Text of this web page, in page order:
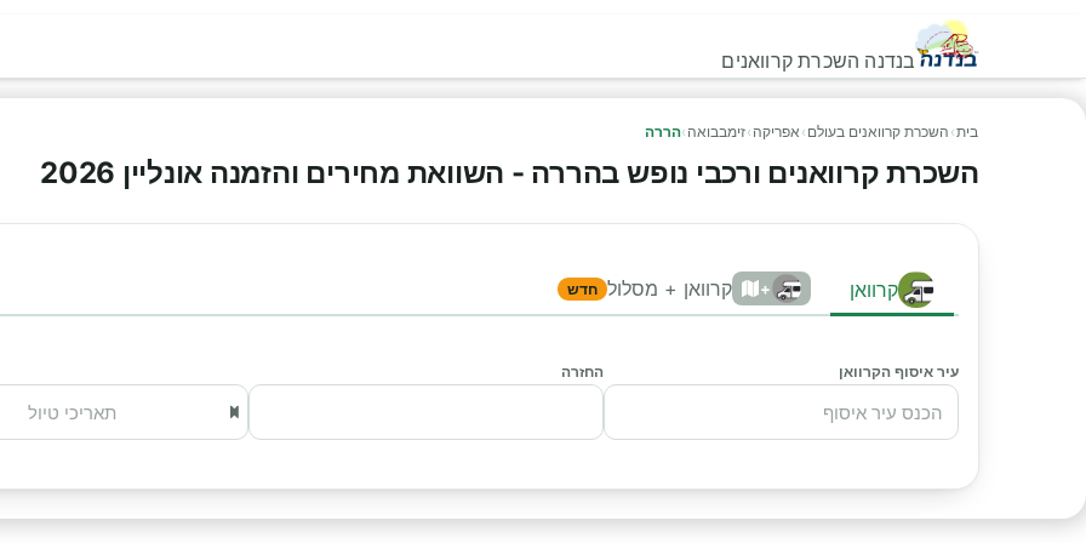
בנדנה השכרת קרוואנים
בית› השכרת קרוואנים בעולם › אפריקה ›זימבבואה ›הררה
השכרת קרוואנים ורכבי נופש בהררה - השוואת מחירים והזמנה אונליין 2026
קרוואן + קרוואן + מסלול חדש
עיר איסוף הקרוואן החזרה